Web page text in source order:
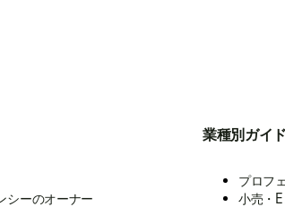
シーのオーナー
業種別ガイド
プロフ
小売・